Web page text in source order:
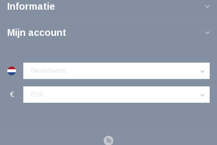
Informatie
Mijn account
€